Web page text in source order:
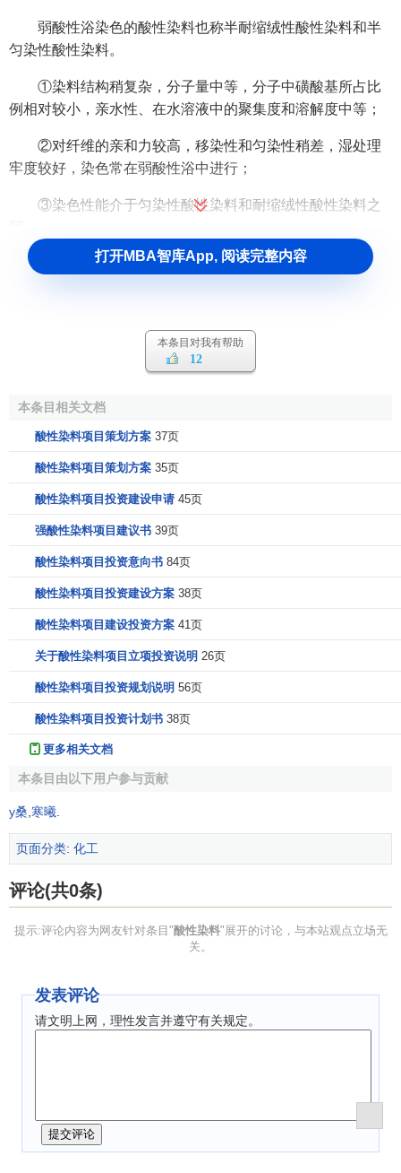
弱酸性浴染色的酸性染料也称半耐缩绒性酸性染料和半
匀染性酸性染料。
①染料结构稍复杂，分子量中等，分子中磺酸基所占比
例相对较小，亲水性、在水溶液中的聚集度和溶解度中等；
②对纤维的亲和力较高，移染性和匀染性稍差，湿处理
牢度较好，染色常在弱酸性浴中进行；
③染色性能介于匀染性酸性染料和耐缩绒性酸性染料之
3.中性浴染色的酸性染料
①染料结构复杂，分子量大，分子中磺酸基所占比例
近中性浴中染色，色泽不够鲜艳，熨烫和湿处理牢度好。
③染色毛制品经得起洗呢和缩呢处理，对湿处理牢度要
求高的纺织品可采用这类染料染色。
(二)酸性染料的化学结构分类
三芳甲烷类、呫吨或氧杂蒽及吖嗪或氮杂蒽等杂环类、硝基
亚胺类、靛族类、酞菁类等类别。
①偶氮型：单、双偶氮染料，以浅色为主（黄、橙、
红、紫、蓝），品种数量占大多数；
②蒽醌型：单蒽醌为主，主要为深色（紫、蓝、绿）品
③三芳甲烷型：色泽鲜艳、强度大，以紫、蓝、绿为
酸性染料的发展趋势 [3]
1.提高染色质量和保证纤维品质
针对一些羊毛品种存在严重的毛尖毛根染色浓淡差异，
推出了Lanasan染料，具有优良的相容性，匀染
Neolan A酸性染料，特别适合羊毛的匹料和绞纱染色。
锦纶染色专用的酸性染料：匀染型和坚牢型。
针对新纤维的染色的染色牢度、匀染性、染深性和透染
性的问题，多组分纤维染色的同色性等问题进行新型酸性染
料的开发。
打开MBA智库App, 阅读完整内容
本条目对我有帮助
12
本条目相关文档
酸性染料项目策划方案 37页
酸性染料项目策划方案 35页
酸性染料项目投资建设申请 45页
强酸性染料项目建议书 39页
酸性染料项目投资意向书 84页
酸性染料项目投资建设方案 38页
酸性染料项目建设投资方案 41页
关于酸性染料项目立项投资说明 26页
酸性染料项目投资规划说明 56页
酸性染料项目投资计划书 38页
更多相关文档
本条目由以下用户参与贡献
y桑 寒曦
页面分类: 化工
评论(共0条)
提示:评论内容为网友针对条目"酸性染料"展开的讨论，与本站观点立场无
关。
发表评论
请文明上网，理性发言并遵守有关规定。